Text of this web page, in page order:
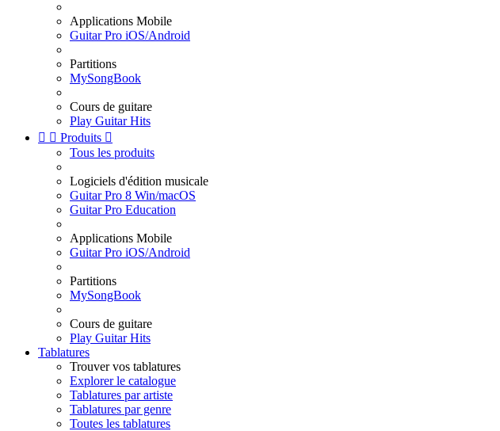
Applications Mobile
Guitar Pro iOS/Android
Partitions
MySongBook
Cours de guitare
Play Guitar Hits
  Produits 
Tous les produits
Logiciels d'édition musicale
Guitar Pro 8 Win/macOS
Guitar Pro Education
Applications Mobile
Guitar Pro iOS/Android
Partitions
MySongBook
Cours de guitare
Play Guitar Hits
Tablatures
Trouver vos tablatures
Explorer le catalogue
Tablatures par artiste
Tablatures par genre
Toutes les tablatures